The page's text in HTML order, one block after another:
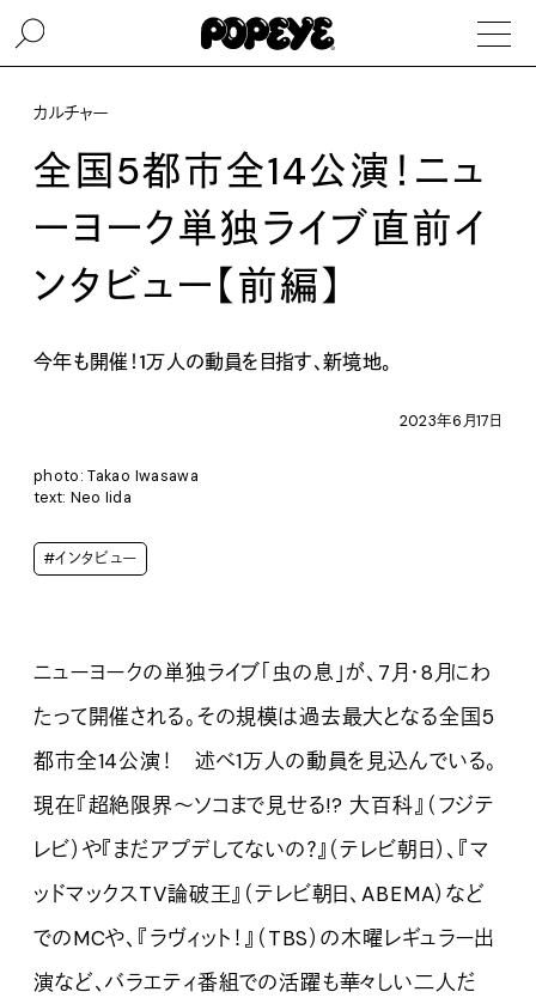
カルチャー
全国5都市全14公演！ニュ
ーヨーク単独ライブ直前イ
ンタビュー【前編】
今年も開催！1万人の動員を目指す、新境地。
2023年6月17日
photo: Takao Iwasawa
text: Neo Iida
#インタビュー
ニューヨークの単独ライブ「虫の息」が、7月・8月にわ
たって開催される。その規模は過去最大となる全国5
都市全14公演！ 述べ1万人の動員を見込んでいる。
現在『超絶限界～ソコまで見せる!? 大百科』（フジテ
レビ）や『まだアプデしてないの？』（テレビ朝日）、『マ
ッドマックスTV論破王』（テレビ朝日、ABEMA）など
でのMCや、『ラヴィット！』（TBS）の木曜レギュラー出
演など、バラエティ番組での活躍も華々しい二人だ